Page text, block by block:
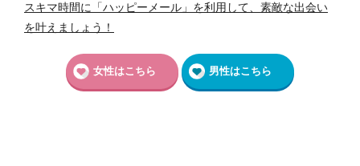
スキマ時間に「ハッピーメール」を利用して、素敵な出会い
を叶えましょう！
女性はこちら 男性はこちら